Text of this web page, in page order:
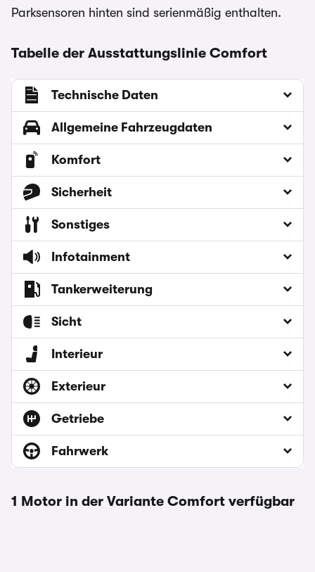
Parksensoren hinten sind serienmäßig enthalten.
Tabelle der Ausstattungslinie Comfort
Technische Daten
Allgemeine Fahrzeugdaten
Komfort
Sicherheit
Sonstiges
Infotainment
Tankerweiterung
Sicht
Interieur
Exterieur
Getriebe
Fahrwerk
1 Motor in der Variante Comfort verfügbar